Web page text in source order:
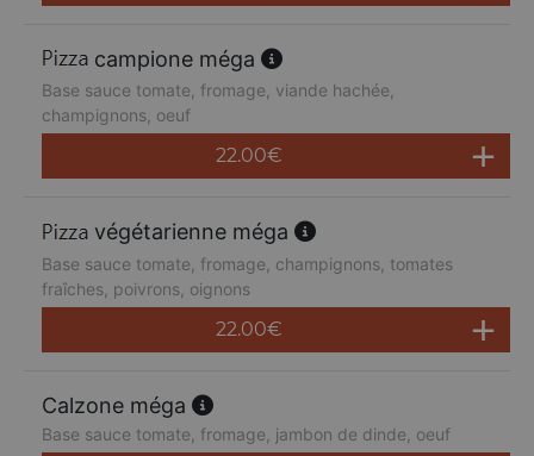
campione méga
Base sauce tomate, fromage, viande hachée,
champignons, oeuf
22.00€
végétarienne méga
Base sauce tomate, fromage, champignons, tomates
fraîches, poivrons, oignons
22.00€
Calzone méga
Base sauce tomate, fromage, jambon de dinde, oeuf